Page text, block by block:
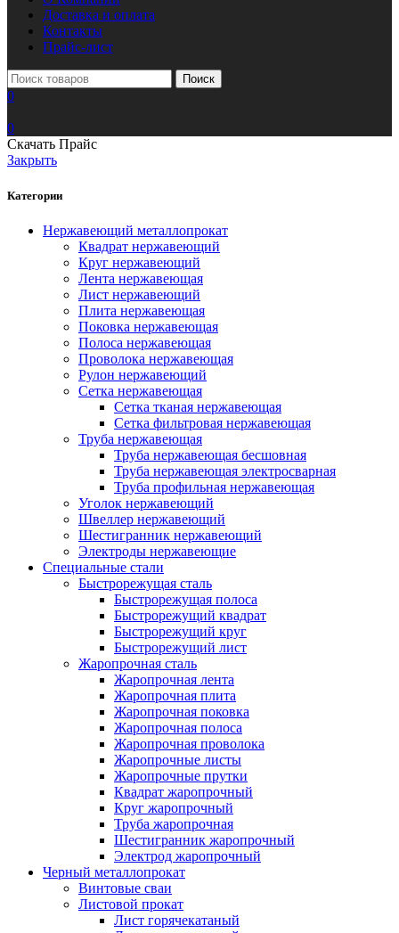
Доставка и оплата
Контакты
Прайс-лист
Поиск
0
0
Скачать Прайс
Закрыть
Категории
Нержавеющий металлопрокат
Квадрат нержавеющий
Круг нержавеющий
Лента нержавеющая
Лист нержавеющий
Плита нержавеющая
Поковка нержавеющая
Полоса нержавеющая
Проволока нержавеющая
Рулон нержавеющий
Сетка нержавеющая
Сетка тканая нержавеющая
Сетка фильтровая нержавеющая
Труба нержавеющая
Труба нержавеющая бесшовная
Труба нержавеющая электросварная
Труба профильная нержавеющая
Уголок нержавеющий
Швеллер нержавеющий
Шестигранник нержавеющий
Электроды нержавеющие
Специальные стали
Быстрорежущая сталь
Быстрорежущая полоса
Быстрорежущий квадрат
Быстрорежущий круг
Быстрорежущий лист
Жаропрочная сталь
Жаропрочная лента
Жаропрочная плита
Жаропрочная поковка
Жаропрочная полоса
Жаропрочная проволока
Жаропрочные листы
Жаропрочные прутки
Квадрат жаропрочный
Круг жаропрочный
Труба жаропрочная
Шестигранник жаропрочный
Электрод жаропрочный
Черный металлопрокат
Винтовые сваи
Листовой прокат
Лист горячекатаный